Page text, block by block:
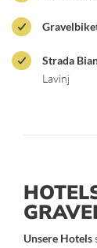
Strada
Lavinj
Unsere Hotels